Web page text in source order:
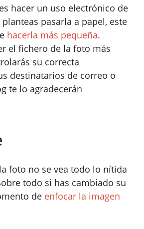
hacer un uso electrónico de
pasarla a papel, este
hacerla más pequeña.
el fichero de la foto más
su correcta
destinatarios de correo o
te lo agradecerán
foto no se vea todo lo nítida
todo si has cambiado su
de enfocar la imagen